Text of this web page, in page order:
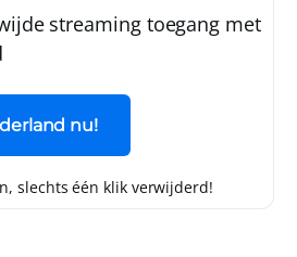
streaming toegang met
nu!
slechts één klik verwijderd!